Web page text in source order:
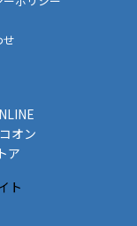
を使用してご準備
は店舗よりお取り
しとなる為、商品
属しておりませ
させていただきま
せ